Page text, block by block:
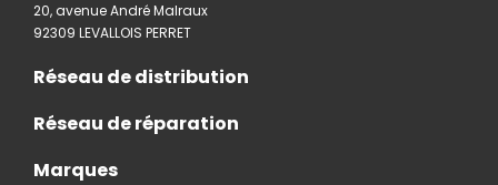
20, avenue André Malraux
92309 LEVALLOIS PERRET
Réseau de distribution
Réseau de réparation
Marques